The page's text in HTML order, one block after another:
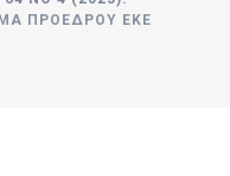
ΠΡΟΕΔΡΟΥ ΕΚΕ